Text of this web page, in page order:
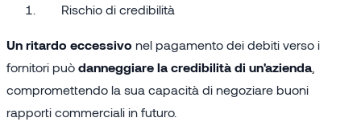
Rischio di credibilità
Un ritardo eccessivo nel pagamento dei debiti verso i
fornitori può danneggiare la credibilità di un'azienda
compromettendo la sua capacità di negoziare buoni
rapporti commerciali in futuro.